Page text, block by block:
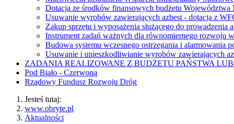
Dotacja ze środków finansowych budżetu Województwa
Usuwanie wyrobów zawierających azbest - dotacja z
Zakup sprzętu i wyposażenia służącego do
Instrument zadań ważnych dla równomiernego rozwoju
Budowa systemu wczesnego ostrzegania i alarmowania
Usuwanie i unieszkodliwianie wyrobów zawierających
ZADANIA REALIZOWANE Z BUDŻETU PAŃSTWA
Pod Biało - Czerwoną
Rządowy Fundusz Rozwoju Dróg
Jesteś tutaj:
www.obryte.pl
Aktualności